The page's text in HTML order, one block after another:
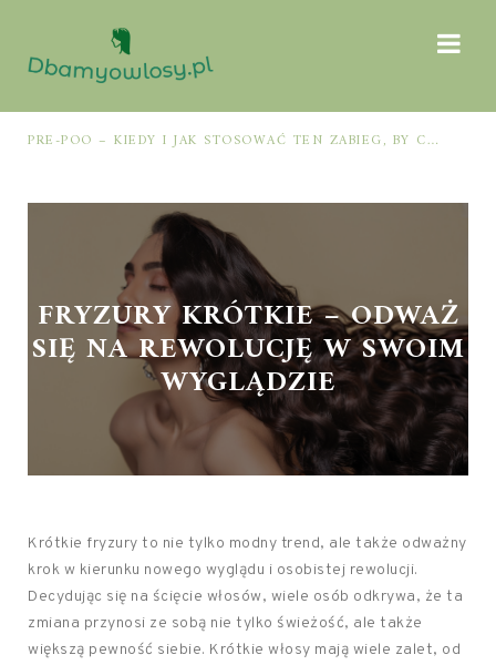
PRE-POO – KIEDY I JAK STOSOWAĆ TEN ZABIEG, BY CHRONIĆ I NAWILŻAĆ WŁOSY PRZED MYCIEM SZAMPONEM
FRYZURY KRÓTKIE – ODWAŻ
SIĘ NA REWOLUCJĘ W SWOIM
WYGLĄDZIE
Krótkie fryzury to nie tylko modny trend, ale także odważny
krok w kierunku nowego wyglądu i osobistej rewolucji.
Decydując się na ścięcie włosów, wiele osób odkrywa, że ta
zmiana przynosi ze sobą nie tylko świeżość, ale także
większą pewność siebie. Krótkie włosy mają wiele zalet, od